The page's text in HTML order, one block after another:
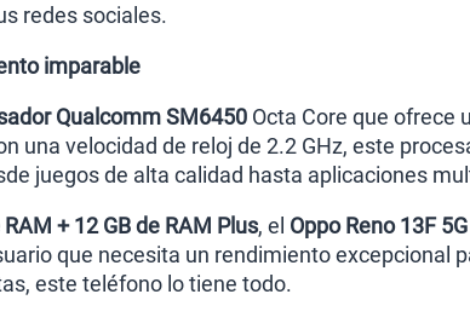
redes sociales.
imparable
Qualcomm SM6450 Octa Core que ofrece
una velocidad de reloj de 2.2 GHz, este
juegos de alta calidad hasta aplicaciones
RAM + 12 GB de RAM Plus, el Oppo Reno 13F 5G
que necesita un rendimiento excepcional
este teléfono lo tiene todo.